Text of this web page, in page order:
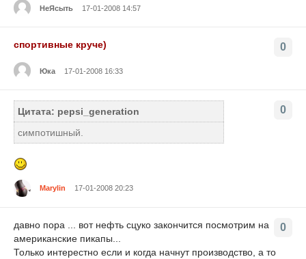
НеЯсыть 17-01-2008 14:57
0
спортивные круче)
Юка 17-01-2008 16:33
0
Цитата: pepsi_generation
симпотишный.
Marylin 17-01-2008 20:23
0
давно пора ... вот нефть сцуко закончится посмотрим на
американские пикапы...
Только интерестно если и когда начнут производство, а то